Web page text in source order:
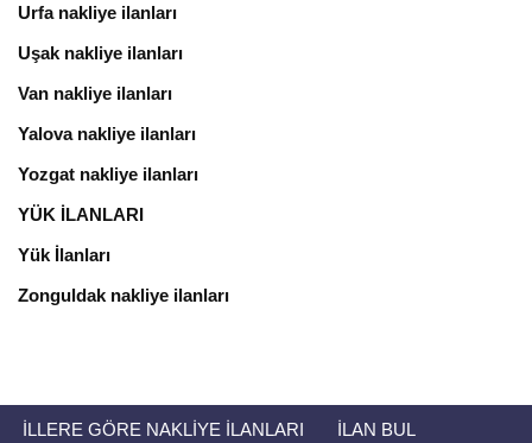
Urfa nakliye ilanları
Uşak nakliye ilanları
Van nakliye ilanları
Yalova nakliye ilanları
Yozgat nakliye ilanları
YÜK İLANLARI
Yük İlanları
Zonguldak nakliye ilanları
İLLERE GÖRE NAKLIYE İLANLARI İLAN BUL